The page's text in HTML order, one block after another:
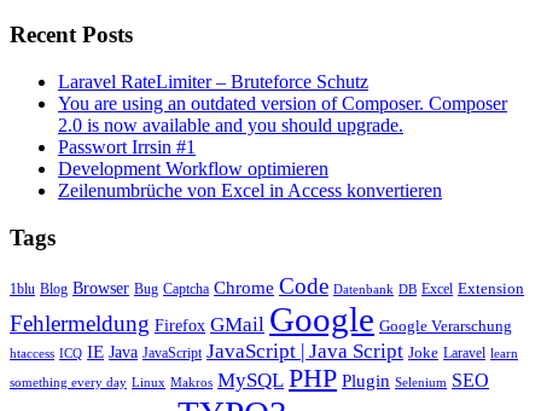
Recent Posts
Laravel RateLimiter – Bruteforce Schutz
You are using an outdated version of Composer. Composer
2.0 is now available and you should upgrade.
Passwort Irrsin #1
Development Workflow optimieren
Zeilenumbrüche von Excel in Access konvertieren
Tags
1blu Blog Browser Bug Captcha Chrome Code Datenbank DB Excel Extension
Fehlermeldung Firefox GMail Google Google Verarschung
htaccess ICQ IE Java JavaScript JavaScript | Java Script Joke Laravel learn
something every day Linux Makros MySQL PHP Plugin Selenium SEO